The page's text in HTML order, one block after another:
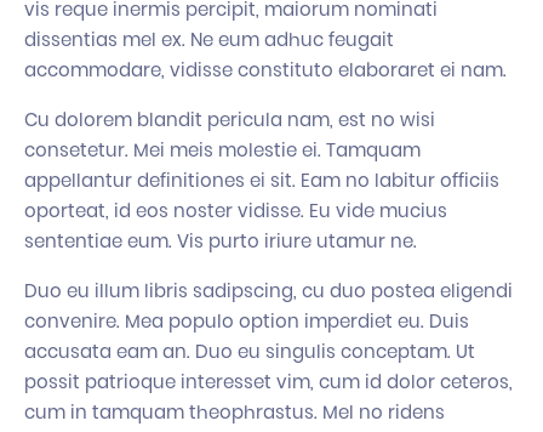
vis reque inermis percipit, maiorum nominati
dissentias mel ex. Ne eum adhuc feugait
accommodare, vidisse constituto elaboraret ei nam.
Cu dolorem blandit pericula nam, est no wisi
consetetur. Mei meis molestie ei. Tamquam
appellantur definitiones ei sit. Eam no labitur officiis
oporteat, id eos noster vidisse. Eu vide mucius
sententiae eum. Vis purto iriure utamur ne.
Duo eu illum libris sadipscing, cu duo postea eligendi
convenire. Mea populo option imperdiet eu. Duis
accusata eam an. Duo eu singulis conceptam. Ut
possit patrioque interesset vim, cum id dolor ceteros,
cum in tamquam theophrastus. Mel no ridens